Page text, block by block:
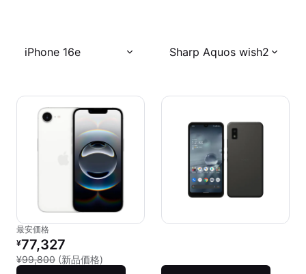
iPhone 16e Sharp Aquos wish2
最安価格
リファービッシュ品の価格：
¥77,327
¥99,800 (新品価格)